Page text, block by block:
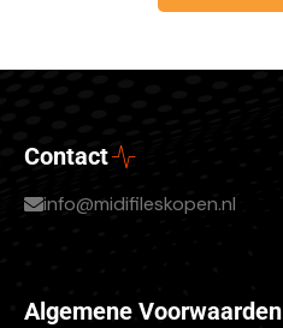
Contact
info@midifileskopen.nl
Algemene Voorwaarden